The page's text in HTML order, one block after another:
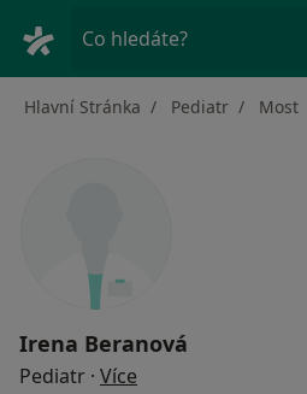
Co hledáte?
Hlavní Stránka Pediatr Most
Irena Beranová
Pediatr · Více